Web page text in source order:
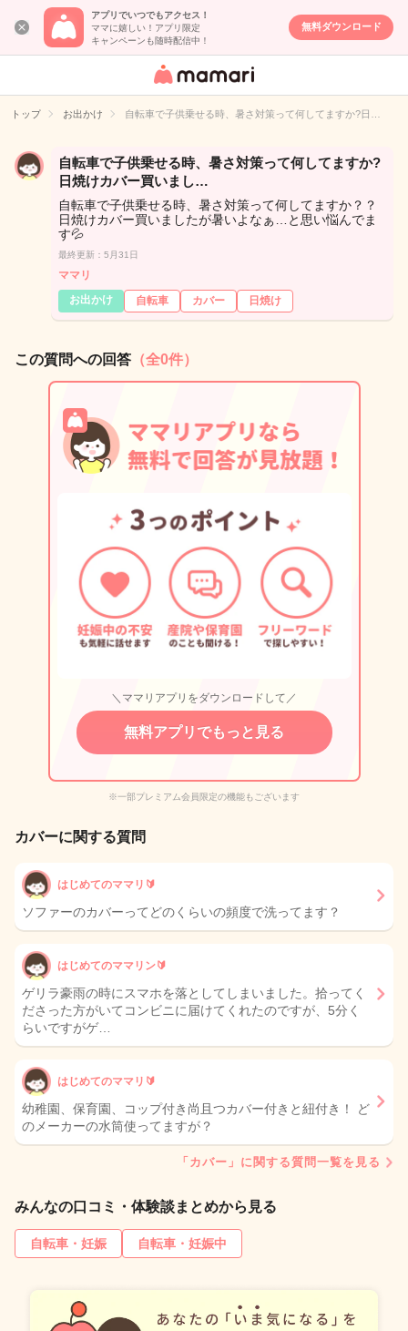
アプリでいつでもアクセス！
ママに嬉しい！アプリ限定
キャンペーンも随時配信中！
無料ダウンロード
女性専用匿名QA
イト
トップ お出かけ 自転車で子供乗せる時、暑さ対策って何してますか?日…
自転車で子供乗せる時、暑さ対策って何してますか?
日焼けカバー買いまし…
自転車で子供乗せる時、暑さ対策って何してますか？？
日焼けカバー買いましたが暑いよなぁ…と思い悩んでま
す💦
最終更新：5月31日
ママリ
お出かけ
自転車 カバー 日焼け
この質問への回答 （全0件）
＼ママリアプリをダウンロードして／
無料アプリでもっと見る
※一部プレミアム会員限定の機能もございます
カバーに関する質問
はじめてのママリ🔰
ソファーのカバーってどのくらいの頻度で洗ってます？
はじめてのママリン🔰
ゲリラ豪雨の時にスマホを落としてしまいました。拾ってく
ださった方がいてコンビニに届けてくれたのですが、5分く
らいですがゲ…
はじめてのママリ🔰
幼稚園、保育園、コップ付き尚且つカバー付きと紐付き！ ど
のメーカーの水筒使ってますが？
「カバー」に関する質問一覧を見る
みんなの口コミ・体験談まとめから見る
自転車・妊娠 自転車・妊娠中